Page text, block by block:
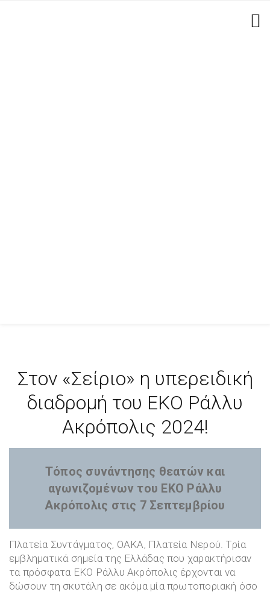
Στον «Σείριο» η υπερειδική
διαδρομή του ΕΚΟ Ράλλυ
Ακρόπολις 2024!
Τόπος συνάντησης θεατών και
αγωνιζομένων του ΕΚΟ Ράλλυ
Ακρόπολις στις 7 Σεπτεμβρίου
Πλατεία Συντάγματος, ΟΑΚΑ, Πλατεία Νερού. Τρία
εμβληματικά σημεία της Ελλάδας που χαρακτήρισαν
τα πρόσφατα ΕΚΟ Ράλλυ Ακρόπολις έρχονται να
δώσουν τη σκυτάλη σε ακόμα μία πρωτοποριακή όσο